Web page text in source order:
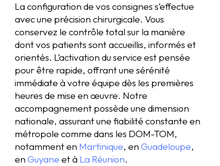
La configuration de vos consignes s’effectue
avec une précision chirurgicale. Vous
conservez le contrôle total sur la manière
dont vos patients sont accueillis, informés et
orientés. L’activation du service est pensée
pour être rapide, offrant une sérénité
immédiate à votre équipe dès les premières
heures de mise en œuvre. Notre
accompagnement possède une dimension
nationale, assurant une fiabilité constante en
métropole comme dans les DOM-TOM,
notamment en Martinique, enGuadeloupe,
enGuyane et à La Réunion.